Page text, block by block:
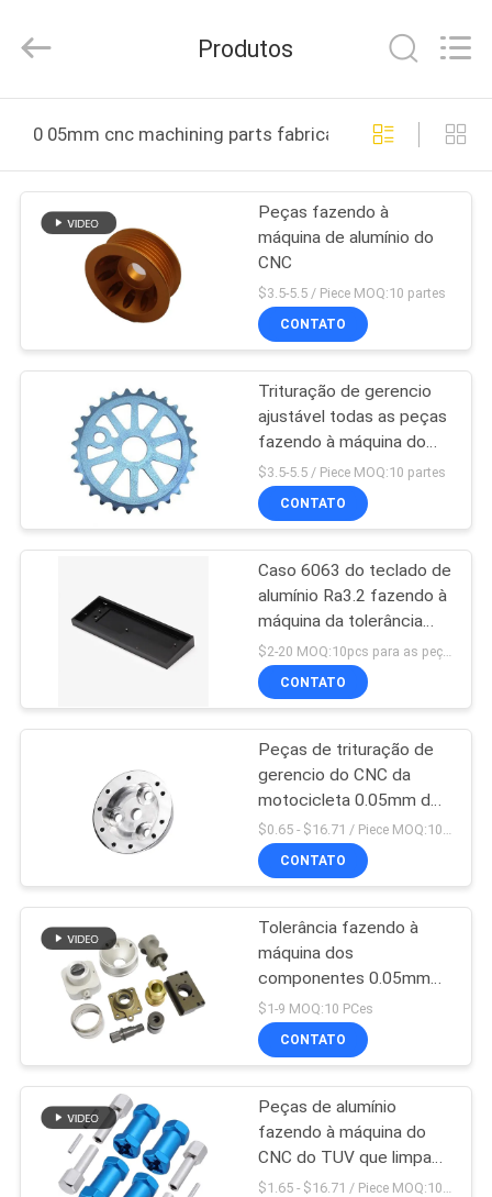
PRODUTOS
SOBRE
VISITA
FÁBRICA
CONTROLE
QUALIDADE
NOS
NOTÍCIAS
UM
ORÇAMENTO
MAPA
SITE
POLÍTICA
Tuofa
Technology
All
Reserved.
Produtos
0 05mm cnc machining parts fabricação online
Peças fazendo à
máquina de alumínio do
CNC
$3.5-5.5 / Piece MOQ:10 partes
CONTATO
Trituração de gerencio
ajustável todas as peças
fazendo à máquina do
CNC dos metais 0.02mm
$3.5-5.5 / Piece MOQ:10 partes
CONTATO
Caso 6063 do teclado de
alumínio Ra3.2 fazendo à
máquina da tolerância
0.05mm das peças do
CNC
CONTATO
Peças de trituração de
gerencio do CNC da
motocicleta 0.05mm do
OEM da fabricação
$0.65 - $16.71 / Piece MOQ:10Piece/Pieces
CONTATO
Tolerância fazendo à
máquina dos
componentes 0.05mm
do CNC das peças de
aço inoxidável do CNC
do ônibus
$1-9 MOQ:10 PCes
CONTATO
Peças de alumínio
fazendo à máquina do
CNC do TUV que limpam
com jato de areia o